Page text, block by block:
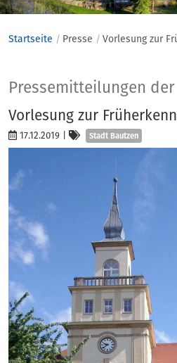
Startseite Presse Vorlesung zur
Presse
Pressemitteilungen
Vorlesung zur
17.12.2019 Kategorien
Stadt Bautzen